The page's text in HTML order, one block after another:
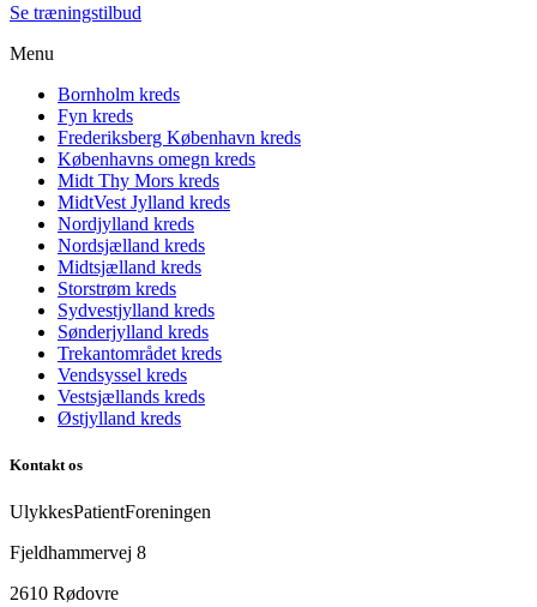
Se træningstilbud
Menu
Bornholm kreds
Fyn kreds
Frederiksberg København kreds
Københavns omegn kreds
Midt Thy Mors kreds
MidtVest Jylland kreds
Nordjylland kreds
Nordsjælland kreds
Midtsjælland kreds
Storstrøm kreds
Sydvestjylland kreds
Sønderjylland kreds
Trekantområdet kreds
Vendsyssel kreds
Vestsjællands kreds
Østjylland kreds
Kontakt os
UlykkesPatientForeningen
Fjeldhammervej 8
2610 Rødovre